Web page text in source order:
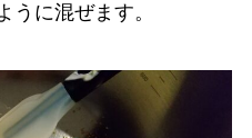
うに混ぜます。